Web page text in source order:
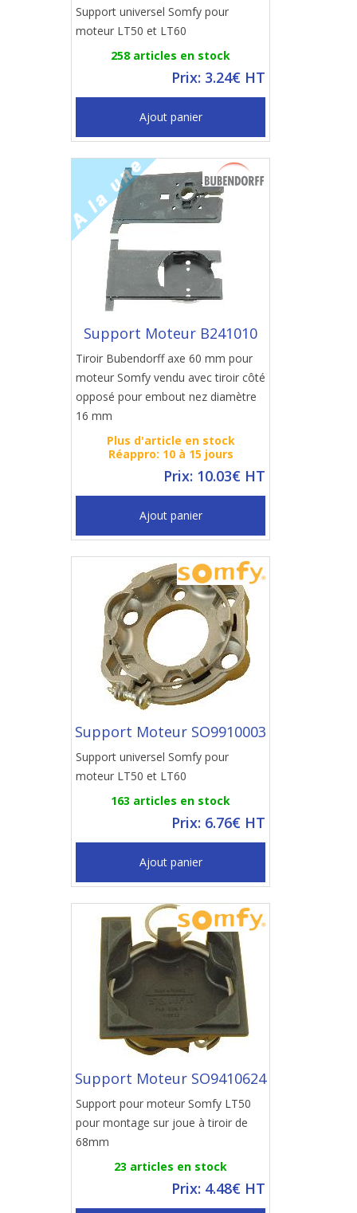
Support universel Somfy pour
moteur LT50 et LT60
258 articles en stock
Prix: 3.24€ HT
Ajout panier
Support Moteur B241010
Tiroir Bubendorff axe 60 mm pour
moteur Somfy vendu avec tiroir côté
opposé pour embout nez diamètre
16 mm
Plus d'article en stock
Réappro: 10 à 15 jours
Prix: 10.03€ HT
Ajout panier
Support Moteur SO9910003
Support universel Somfy pour
moteur LT50 et LT60
163 articles en stock
Prix: 6.76€ HT
Ajout panier
Support Moteur SO9410624
Support pour moteur Somfy LT50
pour montage sur joue à tiroir de
68mm
23 articles en stock
Prix: 4.48€ HT